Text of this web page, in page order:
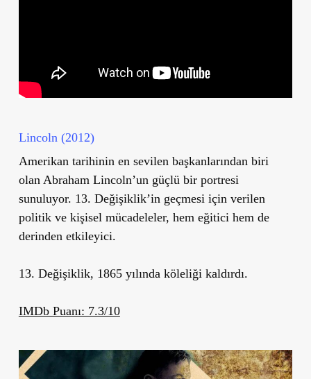
Lincoln (2012)
Amerikan tarihinin en sevilen başkanlarından biri
olan Abraham Lincoln’un güçlü bir portresi
sunuluyor. 13. Değişiklik’in geçmesi için verilen
politik ve kişisel mücadeleler, hem eğitici hem de
derinden etkileyici.
13. Değişiklik, 1865 yılında köleliği kaldırdı.
IMDb Puanı: 7.3/10